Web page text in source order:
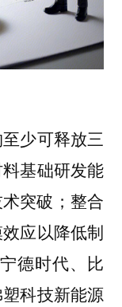
少可释放三
基础研发能
突破；整合
应以降低制
德时代、比
科技新能源